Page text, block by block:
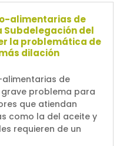
alimentarias de
Subdelegación del
la problemática de
dilación
de
problema para
que atiendan
como la del aceite y
requieren de un